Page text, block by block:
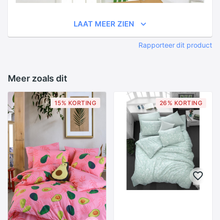
LAAT MEER ZIEN
Rapporteer dit product
Meer zoals dit
15% KORTING 26% KORTING